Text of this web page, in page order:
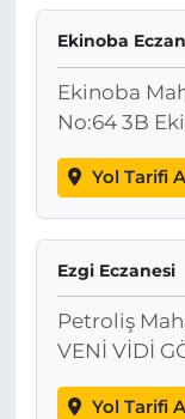
Ekinoba
Ekinoba
No:64 3B
Yol Tarifi
Ezgi Eczanesi
Petroliş
VENİ VİDİ
Yol Tarifi